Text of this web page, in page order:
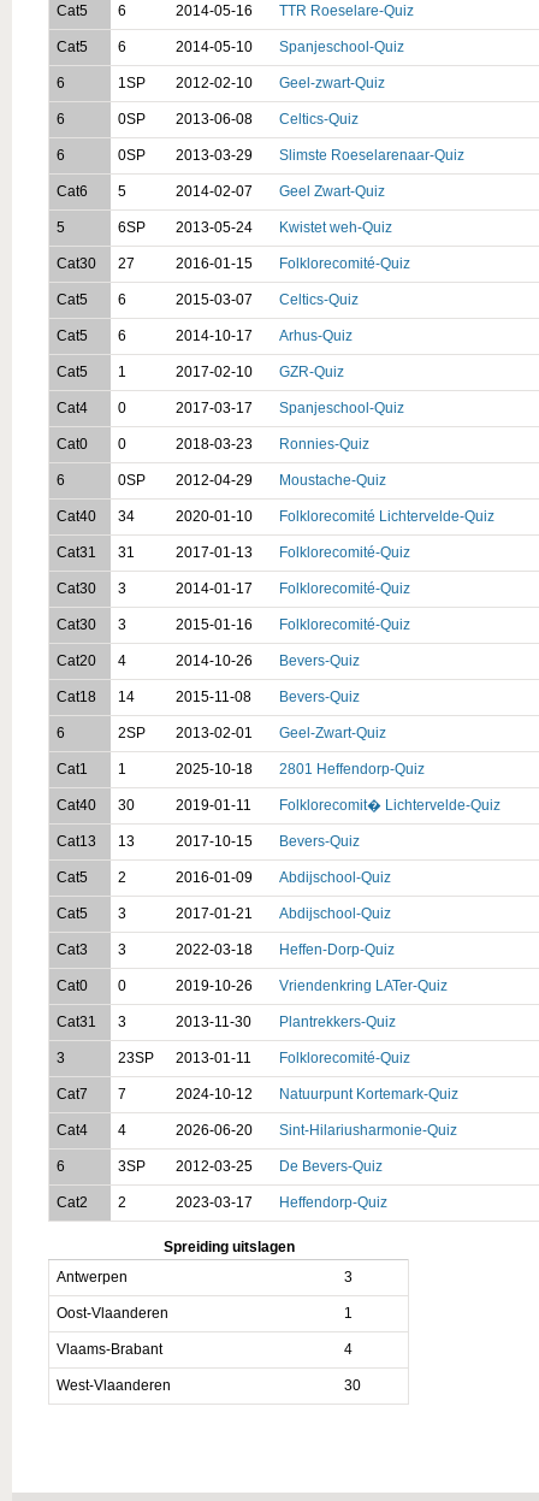
Cat5 6 2014-05-16 TTR Roeselare-Quiz
Cat5 6 2014-05-10 Spanjeschool-Quiz
6 1SP 2012-02-10 Geel-zwart-Quiz
6 0SP 2013-06-08 Celtics-Quiz
6 0SP 2013-03-29 Slimste Roeselarenaar-Quiz
Cat6 5 2014-02-07 Geel Zwart-Quiz
5 6SP 2013-05-24 Kwistet weh-Quiz
Cat30 27 2016-01-15 Folklorecomité-Quiz
Cat5 6 2015-03-07 Celtics-Quiz
Cat5 6 2014-10-17 Arhus-Quiz
Cat5 1 2017-02-10 GZR-Quiz
Cat4 0 2017-03-17 Spanjeschool-Quiz
Cat0 0 2018-03-23 Ronnies-Quiz
6 0SP 2012-04-29 Moustache-Quiz
Cat40 34 2020-01-10 Folklorecomité Lichtervelde-Quiz
Cat31 31 2017-01-13 Folklorecomité-Quiz
Cat30 3 2014-01-17 Folklorecomité-Quiz
Cat30 3 2015-01-16 Folklorecomité-Quiz
Cat20 4 2014-10-26 Bevers-Quiz
Cat18 14 2015-11-08 Bevers-Quiz
6 2SP 2013-02-01 Geel-Zwart-Quiz
Cat1 1 2025-10-18 2801 Heffendorp-Quiz
Cat40 30 2019-01-11 Folklorecomit� Lichtervelde-Quiz
Cat13 13 2017-10-15 Bevers-Quiz
Cat5 2 2016-01-09 Abdijschool-Quiz
Cat5 3 2017-01-21 Abdijschool-Quiz
Cat3 3 2022-03-18 Heffen-Dorp-Quiz
Cat0 0 2019-10-26 Vriendenkring LATer-Quiz
Cat31 3 2013-11-30 Plantrekkers-Quiz
3 23SP 2013-01-11 Folklorecomité-Quiz
Cat7 7 2024-10-12 Natuurpunt Kortemark-Quiz
Cat4 4 2026-06-20 Sint-Hilariusharmonie-Quiz
6 3SP 2012-03-25 De Bevers-Quiz
Cat2 2 2023-03-17 Heffendorp-Quiz
Spreiding uitslagen
Antwerpen
3
Oost-Vlaanderen 1
Vlaams-Brabant 4
West-Vlaanderen 30